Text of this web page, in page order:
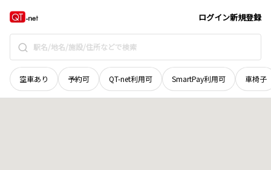
ログイン新規登録
空車あり 予約可 QT-net利用可 SmartPay利用可 車椅子
新潟県